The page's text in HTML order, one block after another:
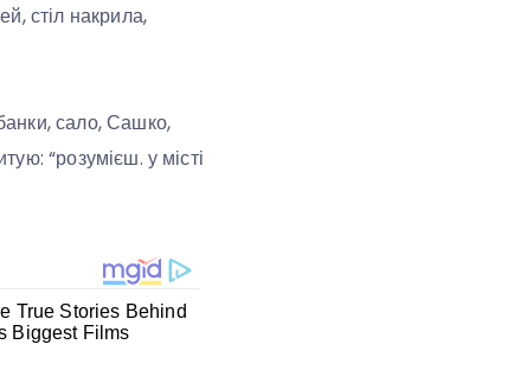
стіл накрила,
сало, Сашко,
“розумієш. у місті